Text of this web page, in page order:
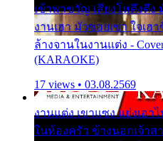
เข้าพาขวัญ เสียงโห่ตึงตึ
งานเฮา มัวซอยเขา ใจเ
ล้างจานในงานแต่ง -
(KARAOKE)
17 views • 03.08.2569
งานแต่ง เขาแซง แย่งเอ
ในห้องครัว ข้างนอกเจ้าส